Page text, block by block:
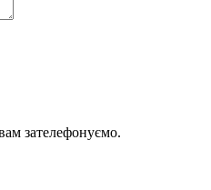
зателефонуємо.